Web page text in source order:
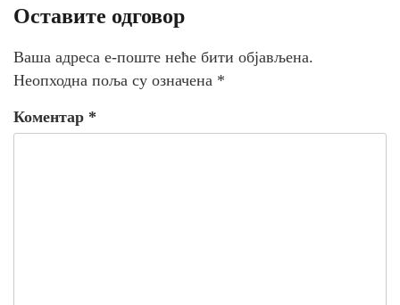
Оставите одговор
Ваша адреса е-поште неће бити објављена.
Неопходна поља су означена *
Коментар *